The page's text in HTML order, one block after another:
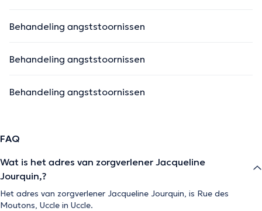
Behandeling angststoornissen
Behandeling angststoornissen
Behandeling angststoornissen
FAQ
Wat is het adres van zorgverlener Jacqueline
Jourquin,?
Het adres van zorgverlener Jacqueline Jourquin, is Rue des
Moutons, Uccle in Uccle.